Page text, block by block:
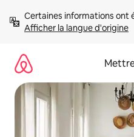
directement
Afficher la langue d'origine